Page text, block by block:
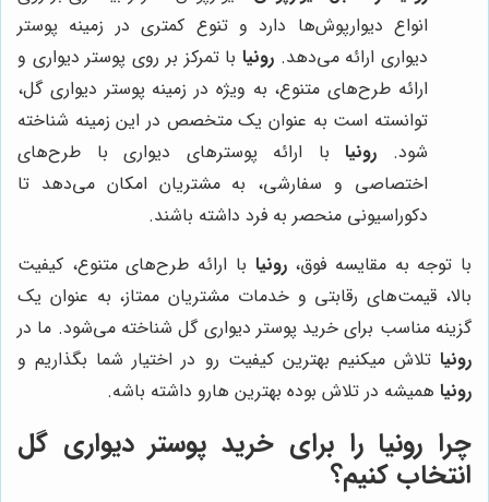
انواع دیوارپوش‌ها دارد و تنوع کمتری در زمینه پوستر
دیواری ارائه می‌دهد.رونیا با تمرکز بر روی پوستر دیواری و
ارائه طرح‌های متنوع، به ویژه در زمینه پوستر دیواری گل،
توانسته است به عنوان یک متخصص در این زمینه شناخته
شود. رونیابا ارائه پوسترهای دیواری با طرح‌های
اختصاصی و سفارشی، به مشتریان امکان می‌دهد تا
دکوراسیونی منحصر به فرد داشته باشند.
با توجه به مقایسه فوق،رونیا با ارائه طرح‌های متنوع، کیفیت
بالا، قیمت‌های رقابتی و خدمات مشتریان ممتاز، به عنوان یک
گزینه مناسب برای خرید پوستر دیواری گل شناخته می‌شود. ما در
رونیا تلاش میکنیم بهترین کیفیت رو در اختیار شما بگذاریم و
رونیا همیشه در تلاش بوده بهترین هارو داشته باشه.
چرا رونیا را برای خرید پوستر دیواری گل
انتخاب کنیم؟